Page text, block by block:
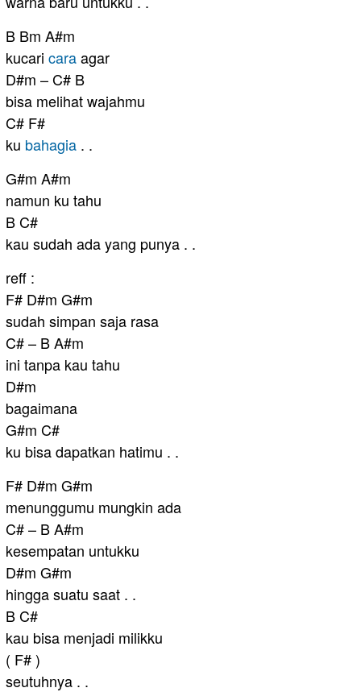
B Bm A#m
kucari caraagar
D#m – C# B
bisa melihat wajahmu
C# F#
ku bahagia . .
G#m A#m
namun ku tahu
B C#
kau sudah ada yang punya . .
reff :
F# D#m G#m
sudah simpan saja rasa
C# – B A#m
ini tanpa kau tahu
D#m
bagaimana
G#m C#
ku bisa dapatkan hatimu . .
F# D#m G#m
menunggumu mungkin ada
C# – B A#m
kesempatan untukku
D#m G#m
hingga suatu saat . .
B C#
kau bisa menjadi milikku
( F# )
seutuhnya . .